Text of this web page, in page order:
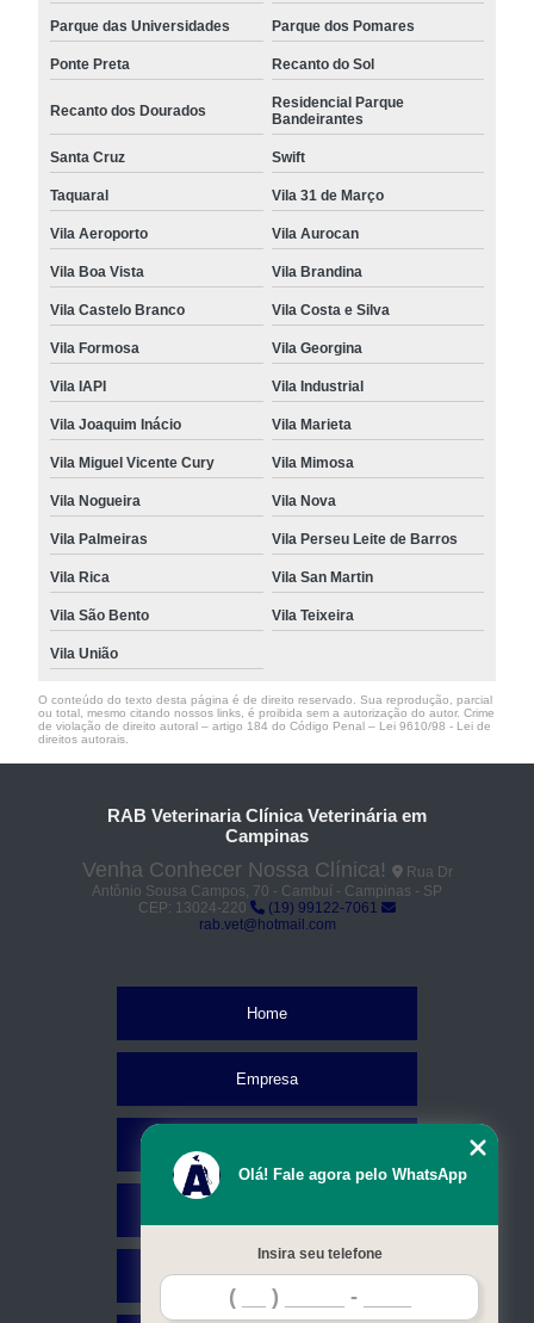
Parque das Universidades Parque dos Pomares
Ponte Preta Recanto do Sol
Recanto dos Dourados
Residencial Parque
Bandeirantes
Santa Cruz Swift
Taquaral Vila 31 de Março
Vila Aeroporto Vila Aurocan
Vila Boa Vista Vila Brandina
Vila Castelo Branco Vila Costa e Silva
Vila Formosa Vila Georgina
Vila IAPI Vila Industrial
Vila Joaquim Inácio Vila Marieta
Vila Miguel Vicente Cury Vila Mimosa
Vila Nogueira Vila Nova
Vila Palmeiras Vila Perseu Leite de Barros
Vila Rica Vila San Martin
Vila São Bento Vila Teixeira
Vila União
O conteúdo do texto desta página é de direito reservado. Sua reprodução, parcial
ou total, mesmo citando nossos links, é proibida sem a autorização do autor. Crime
de violação de direito autoral – artigo 184 do Código Penal – Lei 9610/98 - Lei de
direitos autorais
RAB Veterinaria Clínica Veterinária em
Campinas
Venha Conhecer Nossa Clínica!
Rua Dr
Antônio Sousa Campos, 70 - Cambuí - Campinas - SP
CEP: 13024-220
(19) 99122-7061
rab.vet@hotmail.com
Home
Empresa
Contato
Olá! Fale agora pelo WhatsApp
Insira seu telefone